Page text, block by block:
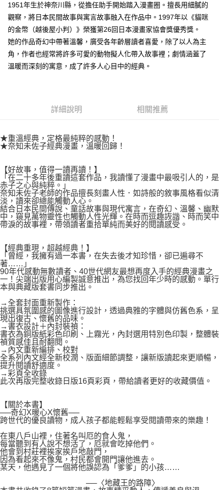
※ 請注意：結帳手續完成當下不需立刻繳費，但若您需要取消訂單，請聯絡
購買商品的店家。未經商家同意取消之訂單仍視為有效，需透過AFTEE先享
後付繳納相關費用。
※ 交易是否成功請以「AFTEE先享後付 」之結帳頁面顯示為準，若有關於
是否繳費成功／繳費後需取消欲退款等相關疑問，請聯繫「AFTEE先享後付
【注意事項】
https://aftee.tw/terms/#terms3
任。
４．使用「AFTEE先享後付」時，將依據個別帳號之用戶狀況，依本公司即
５．嚴禁一人註冊多個帳號或使用他人資訊註冊。若發現惡意使用之情形，
恩沛科技股份有限公司將有權停止該用戶之使用額度並採取法律行動。
每筆NT$80，滿NT$500(含以上)免運費
付款後萊爾富取貨
每筆NT$80，滿NT$500(含以上)免運費
7-11取貨付款
每筆NT$80，滿NT$500(含以上)免運費
每筆NT$100，滿NT$800(含以上)免運費
1951年生於神奈川縣，從擔任助手開始踏入漫畫圈。擅長用細膩的
觀察，將日本民間故事與寓言故事融入在作品中。1997年以《貓咪
的金幣（越後屋小判）》榮獲第26回日本漫畫家協會獎優秀獎。
她的作品奇幻中帶著溫馨，廣受各年齡層讀者喜愛，除了以人為主
角，作者也經常將許多可愛的動物擬人化帶入故事裡；劇情涵蓋了
溫暖而深刻的寓意，成了許多人心目中的經典。
詳細說明 相關推薦
★重溫經典，定格最純粹的感動！
★奈知未佐子經典漫畫，溫暖回歸！
【好故事，值得一讀再讀！】
「在二十多年後重讀這套作品，我讀懂了漫畫中最吸引人的，是
赤子之心與純粹。」
奈知未佐子老師的作品擅長刻畫人性．如詩般的敘事風格看似清
淡，讀來卻總能觸動人心。
結合日本民間傳說、童話故事與現代寓言，在奇幻、溫馨、幽默
中，窺見萬物靈性也觸動人性光輝。在時而逗趣詼諧、時而笑中
帶淚的故事裡，帶領讀者重拾單純而美好的閱讀感受。
【經典重現，超越經典！】
「曾經，我擁有過一本書，在失去後才知珍惜，卻已遍尋不
著……」
90年代感動無數讀者、40世代網友最想再度入手的經典漫畫之
一！尖端出版用心編製誠意推出，為您找回年少時的感動。單行
本與典藏版套書同步推出。
→全套封面重新製作：
挑選具氛圍感的圖像進行設計，透過典雅的字體與仿舊色系，呈
現出復古、懷舊的品味。
→書衣設計＋內封裝禎：
書衣為銅版紙彩色印刷、上霧光，內封選用特別色印製，整體裝
禎質感佳且耐翻閱。
→內文重新編排、校對
全系列內文經全新校潤、版面細節調整，讓新版讀起來更順暢，
提升閱讀舒適度。
→彩頁全收錄
此次再版完整收錄日版16頁彩頁，帶給讀者更好的收藏價值。
【關於本書】
──奇幻X暖心X懷舊──
跨世代的優良讀物，成人孩子都能輕鬆享受閱讀帶來的樂趣！
在東八戶山裡，住著名叫厄的食人鬼，
每當聽到有人說不想活了，厄就會吃掉他們。
他會到村莊裡挨家挨戶地敲門，
因為看起來不像鬼，村民都會開門讓他進去。
某天，他遇見了一個將他誤認為「爹爹」的小孩……
──〈地藏王的路障〉